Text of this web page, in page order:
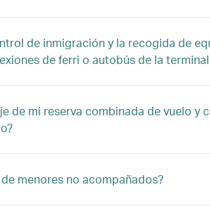
de inmigración y la recogida de
de ferri o autobús de la terminal
de mi reserva combinada de vuelo y
menores no acompañados?